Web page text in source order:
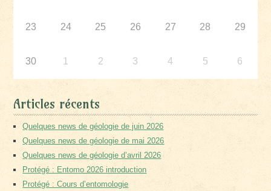
23 24 25 26 27 28 29
30 1 2 3 4 5 6
Articles récents
Quelques news de géologie de juin 2026
Quelques news de géologie de mai 2026
Quelques news de géologie d’avril 2026
Protégé : Entomo 2026 introduction
Protégé : Cours d’entomologie